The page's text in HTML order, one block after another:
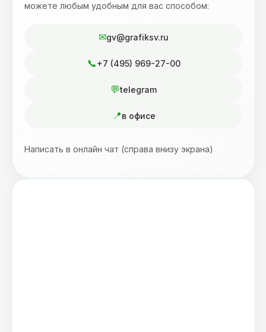
можете любым удобным для вас способом:
gv@grafiksv.ru
+7 (495) 969-27-00
telegram
в офисе
Написать в онлайн чат (справа внизу экрана)